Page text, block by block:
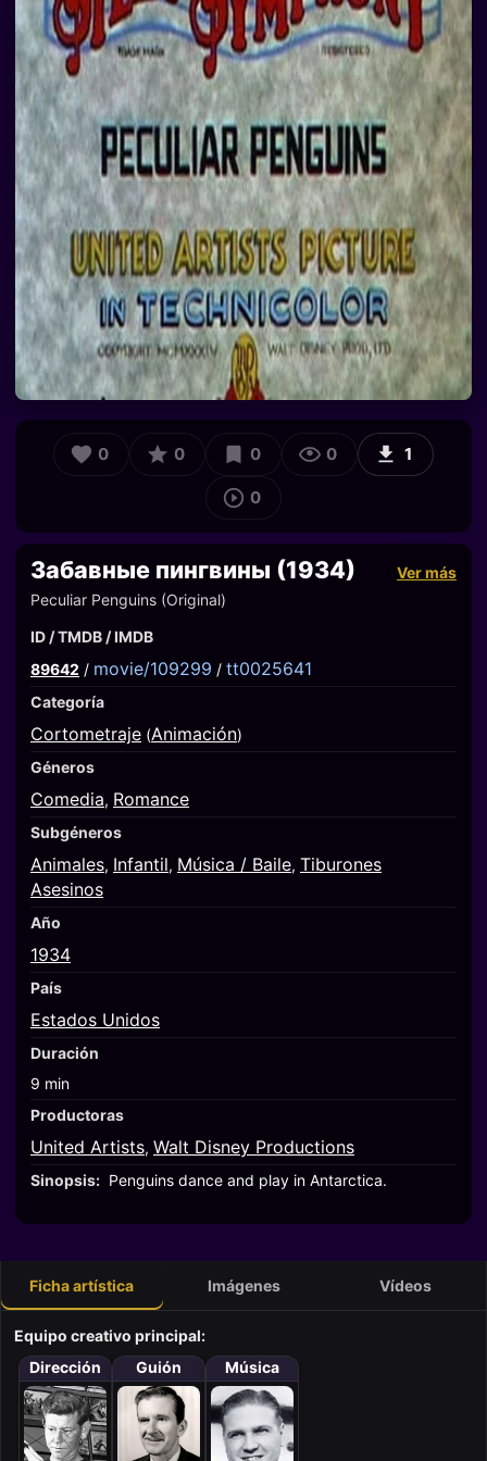
0 0 0 0 1
0
Забавные пингвины (1934)
Ver más
Peculiar Penguins (Original)
ID / TMDB / IMDB
89642 / movie/109299 / tt0025641
Categoría
Cortometraje (Animación)
Géneros
Comedia, Romance
Subgéneros
Animales, Infantil, Música / Baile, Tiburones
Asesinos
Año
1934
País
Estados Unidos
Duración
9 min
Productoras
United Artists, Walt Disney Productions
Sinopsis: Penguins dance and play in Antarctica.
Ficha artística Imágenes Vídeos
Equipo creativo principal:
Dirección
Guión Música